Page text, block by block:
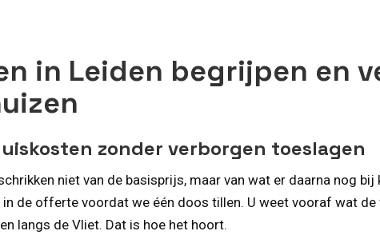
in Leiden begrijpen en
zonder verborgen toeslagen
niet van de basisprijs, maar van wat er daarna nog
de offerte voordat we één doos tillen. U weet vooraf wat
langs de Vliet. Dat is hoe het hoort.